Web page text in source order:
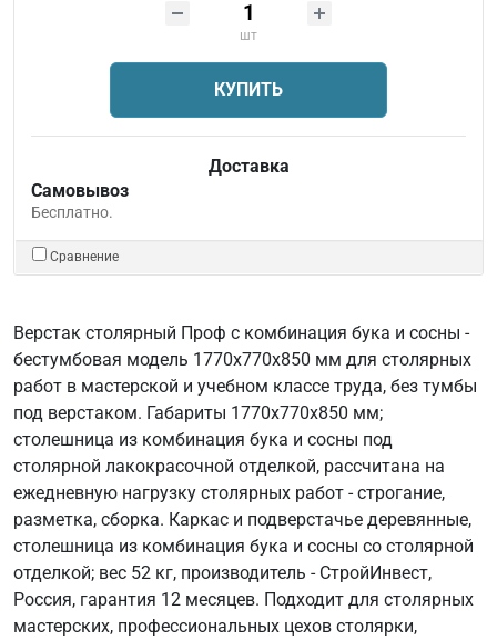
шт
КУПИТЬ
Доставка
Самовывоз
Бесплатно.
Сравнение
Верстак столярный Проф с комбинация бука и сосны -
бестумбовая модель 1770х770х850 мм для столярных
работ в мастерской и учебном классе труда, без тумбы
под верстаком. Габариты 1770х770х850 мм;
столешница из комбинация бука и сосны под
столярной лакокрасочной отделкой, рассчитана на
ежедневную нагрузку столярных работ - строгание,
разметка, сборка. Каркас и подверстачье деревянные,
столешница из комбинация бука и сосны со столярной
отделкой; вес 52 кг, производитель - СтройИнвест,
Россия, гарантия 12 месяцев. Подходит для столярных
мастерских, профессиональных цехов столярки,